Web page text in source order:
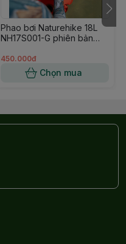
Phao bơi Naturehike 18L
NH17S001-G phiên bản
450.000đ
Chọn mua